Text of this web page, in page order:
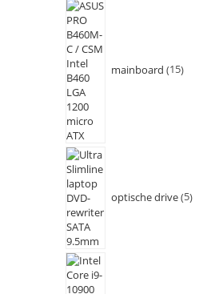
mainboard 15
optische drive 5